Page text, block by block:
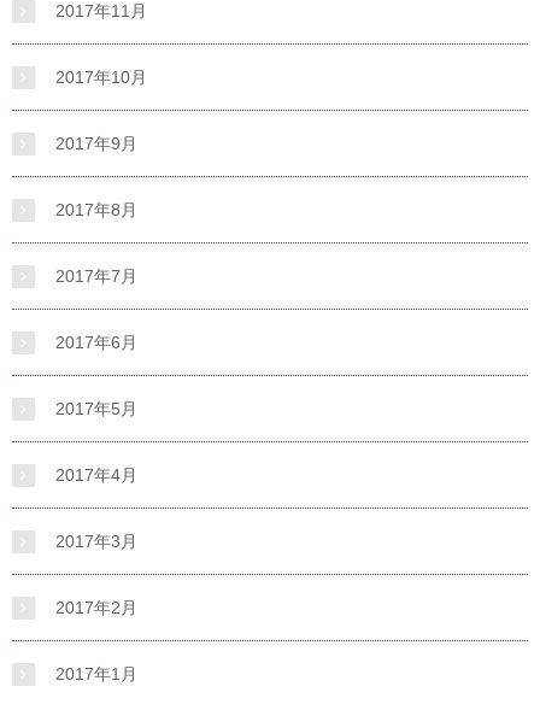
2017年11月
2017年10月
2017年9月
2017年8月
2017年7月
2017年6月
2017年5月
2017年4月
2017年3月
2017年2月
2017年1月